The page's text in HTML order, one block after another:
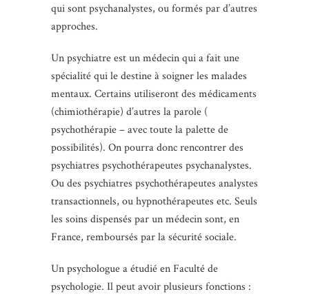
qui sont psychanalystes, ou formés par d’autres
approches.
Un psychiatre est un médecin qui a fait une
spécialité qui le destine à soigner les malades
mentaux. Certains utiliseront des médicaments
(chimiothérapie) d’autres la parole (
psychothérapie – avec toute la palette de
possibilités). On pourra donc rencontrer des
psychiatres psychothérapeutes psychanalystes.
Ou des psychiatres psychothérapeutes analystes
transactionnels, ou hypnothérapeutes etc. Seuls
les soins dispensés par un médecin sont, en
France, remboursés par la sécurité sociale.
Un psychologue a étudié en Faculté de
psychologie. Il peut avoir plusieurs fonctions :